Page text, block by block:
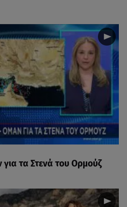
τα Στενά του Ορμούζ